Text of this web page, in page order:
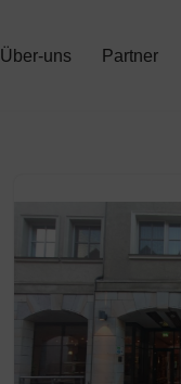
Über-uns Partner